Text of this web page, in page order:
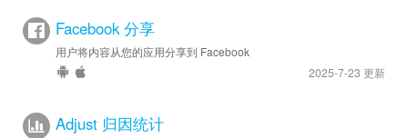
Facebook 分享
用户将内容从您的应用分享到 Facebook
2025-7-23 更新
Adjust 归因统计